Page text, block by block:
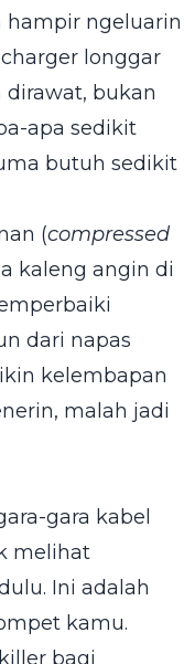
hampir ngeluarin
longgar
bukan
apa sedikit
butuh sedikit
(compressed
kaleng angin di
dari napas
kelembapan
malah jadi
gara kabel
melihat
Ini adalah
kamu.
bagi